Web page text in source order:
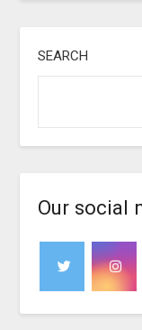
SEARCH
Our social